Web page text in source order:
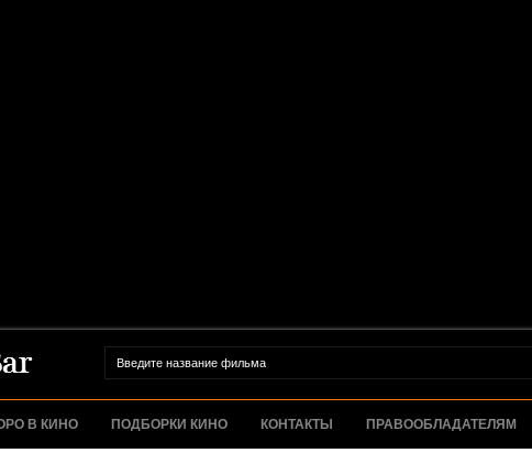
В КИНО ПОДБОРКИ КИНО КОНТАКТЫ ПРАВООБЛАДАТЕЛЯМ